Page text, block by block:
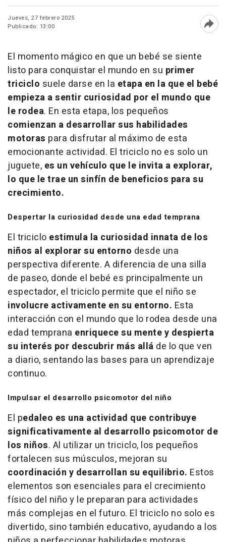
Jueves, 27 febrero 2025
Publicado: 13:00
El momento mágico en que un bebé se siente
listo para conquistar el mundo en su primer
triciclo suele darse en la etapa en la que el bebé
empieza a sentir curiosidad por el mundo que
le rodea. En esta etapa, los pequeños
comienzan a desarrollar sus habilidades
motoras para disfrutar al máximo de esta
emocionante actividad. El triciclo no es solo un
juguete, es un vehículo que le invita a explorar,
lo que le trae un sinfín de beneficios para su
crecimiento.
Despertar la curiosidad desde una edad temprana
El triciclo estimula la curiosidad innata de los
niños al explorar su entorno desde una
perspectiva diferente. A diferencia de una silla
de paseo, donde el bebé es principalmente un
espectador, el triciclo permite que el niño se
involucre activamente en su entorno. Esta
interacción con el mundo que lo rodea desde una
edad temprana enriquece su mente y despierta
su interés por descubrir más allá de lo que ven
a diario, sentando las bases para un aprendizaje
continuo.
Impulsar el desarrollo psicomotor del niño
El pedaleo es una actividad que contribuye
significativamente al desarrollo psicomotor de
los niños. Al utilizar un triciclo, los pequeños
fortalecen sus músculos, mejoran su
coordinación y desarrollan su equilibrio. Estos
elementos son esenciales para el crecimiento
físico del niño y le preparan para actividades
más complejas en el futuro. El triciclo no solo es
divertido, sino también educativo, ayudando a los